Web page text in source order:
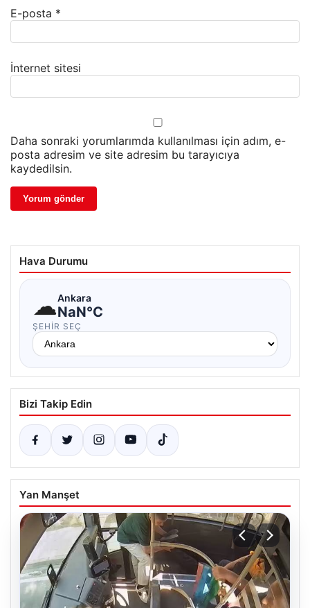
E-posta *
İnternet sitesi
Daha sonraki yorumlarımda kullanılması için adım, e-
posta adresim ve site adresim bu tarayıcıya
kaydedilsin.
Hava Durumu
☁Ankara
NaN°C
ŞEHIR SEÇ
Bizi Takip Edin
Yan Manşet